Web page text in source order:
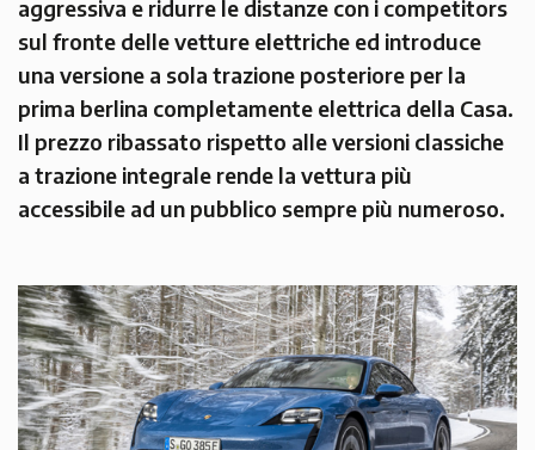
aggressiva e ridurre le distanze con i competitors
sul fronte delle vetture elettriche ed introduce
una versione a sola trazione posteriore per la
prima berlina completamente elettrica della Casa.
Il prezzo ribassato rispetto alle versioni classiche
a trazione integrale rende la vettura più
accessibile ad un pubblico sempre più numeroso.